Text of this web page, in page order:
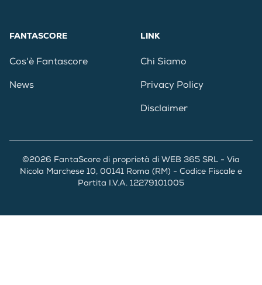
FANTASCORE
Cos'è Fantascore
News
LINK
Chi Siamo
Privacy Policy
Disclaimer
©2026 FantaScore di proprietà di WEB 365 SRL - Via
Nicola Marchese 10, 00141 Roma (RM) - Codice Fiscale e
Partita I.V.A. 12279101005